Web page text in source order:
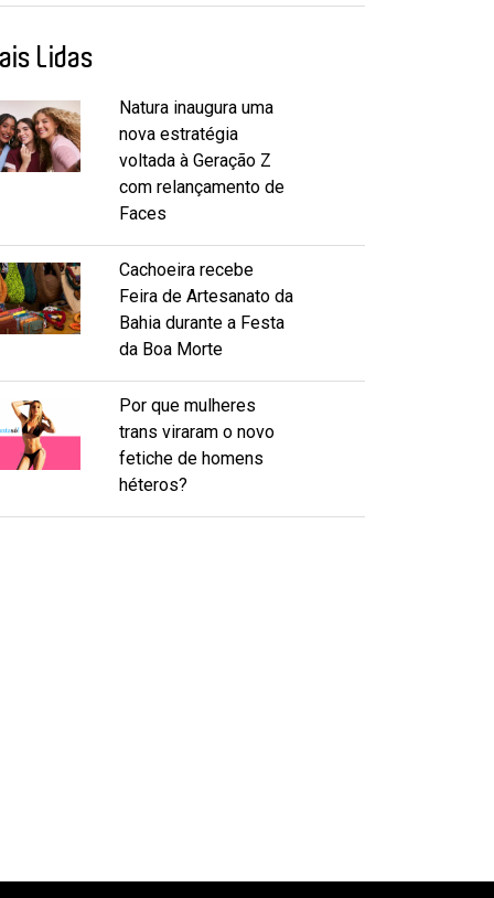
Lidas
Natura inaugura uma
nova estratégia
voltada à Geração Z
com relançamento de
Faces
Cachoeira recebe
Feira de Artesanato da
Bahia durante a Festa
da Boa Morte
Por que mulheres
trans viraram o novo
fetiche de homens
héteros?